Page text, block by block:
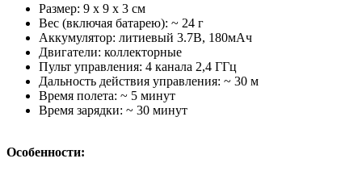
Размер: 9 x 9 x 3 см
Вес (включая батарею): ~ 24 г
Аккумулятор: литиевый 3.7В, 180мАч
Двигатели: коллекторные
Пульт управления: 4 канала 2,4 ГГц
Дальность действия управления: ~ 30 м
Время полета: ~ 5 минут
Время зарядки: ~ 30 минут
Особенности: